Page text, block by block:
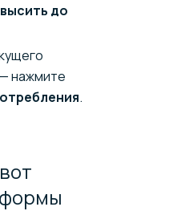
до
нажмите
.